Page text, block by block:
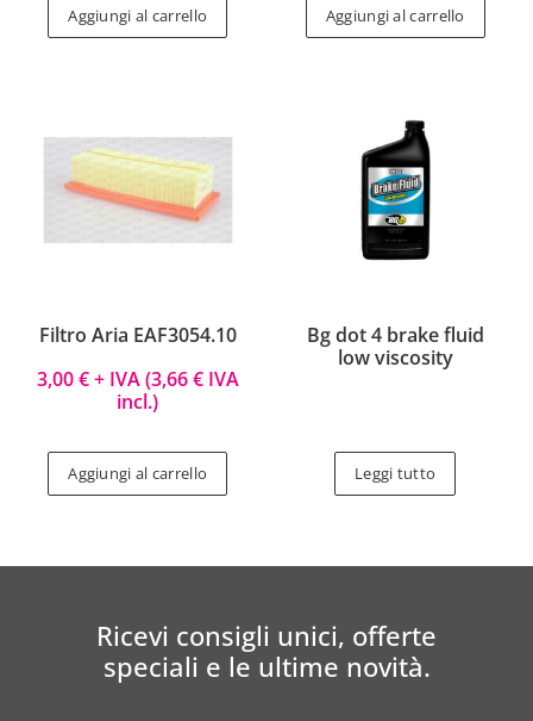
Aggiungi al carrello Aggiungi al carrello
Filtro Aria EAF3054.10
3,00€+ IVA (3,66€IVA
incl.)
Aggiungi al carrello
Bg dot 4 brake fluid
low viscosity
Leggi tutto
Ricevi consigli unici, offerte
speciali e le ultime novità.